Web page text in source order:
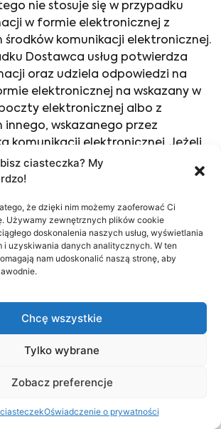
ciasteczka? My
że dzięki nim możemy zaoferować Ci
Używamy zewnętrznych plików cookie
doskonalenia naszych usług, wyświetlania
i uzyskiwania danych analitycznych. W ten
nam udoskonalić naszą stronę, aby
Chcę wszystkie
Tylko wybrane
Zobacz preferencje
Oświadczenie o prywatności
nie stosuje się w przypadku
w formie elektronicznej z
środków komunikacji elektronicznej.
Dostawca usług potwierdza
oraz udziela odpowiedzi na
elektronicznej na wskazany w
elektronicznej albo z
innego, wskazanego przez
komunikacji elektronicznej. Jeżeli
adresu poczty elektronicznej
komunikacji elektronicznej,
na reklamację na adres
z którego reklamacja została
wykorzystaniem środka komunikacji
przez Abonenta do złożenia
wyrażoną w reklamacji, w
lub w odrębnym oświadczeniu,
na reklamację w formie
wskazany w tym celu adres poczty
Abonenta środka komunikacji